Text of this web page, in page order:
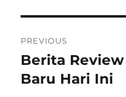
pos
PREVIOUS
Previous
post:
Berita
Baru Hari Ini